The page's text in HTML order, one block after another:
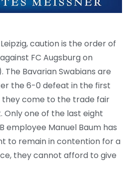
caution is the order of
FC Augsburg on
The Bavarian Swabians are
the 6-0 defeat in the first
they come to the trade fair
one of the last eight
employee Manuel Baum has
to remain in contention for a
they cannot afford to give